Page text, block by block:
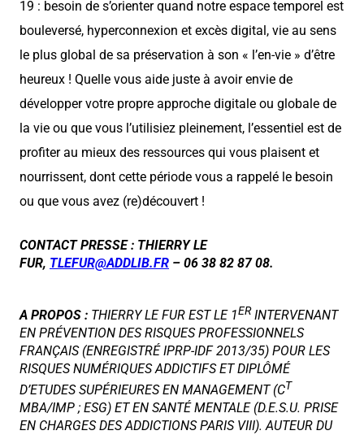
19 : besoin de s’orienter quand notre espace temporel est
bouleversé, hyperconnexion et excès digital, vie au sens
le plus global de sa préservation à son « l’en-vie » d’être
heureux ! Quelle vous aide juste à avoir envie de
développer votre propre approche digitale ou globale de
la vie ou que vous l’utilisiez pleinement, l’essentiel est de
profiter au mieux des ressources qui vous plaisent et
nourrissent, dont cette période vous a rappelé le besoin
ou que vous avez (re)découvert !
CONTACT PRESSE : THIERRY LE
FUR, TLEFUR@ADDLIB.FR – 06 38 82 87 08.
A PROPOS : THIERRY LE FUR EST LE 1ERINTERVENANT
EN PRÉVENTION DES RISQUES PROFESSIONNELS
FRANÇAIS (ENREGISTRÉ IPRP-IDF 2013/35) POUR LES
RISQUES NUMÉRIQUES ADDICTIFS ET DIPLÔMÉ
D’ETUDES SUPÉRIEURES EN MANAGEMENT (CT
MBA/IMP ; ESG) ET EN SANTÉ MENTALE (D.E.S.U. PRISE
EN CHARGES DES ADDICTIONS PARIS VIII). AUTEUR DU